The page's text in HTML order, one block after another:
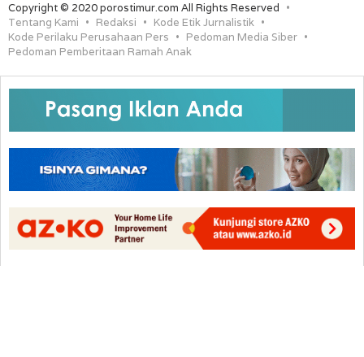
Copyright © 2020 porostimur.com All Rights Reserved
Tentang Kami
Redaksi
Kode Etik Jurnalistik
Kode Perilaku Perusahaan Pers
Pedoman Media Siber
Pedoman Pemberitaan Ramah Anak